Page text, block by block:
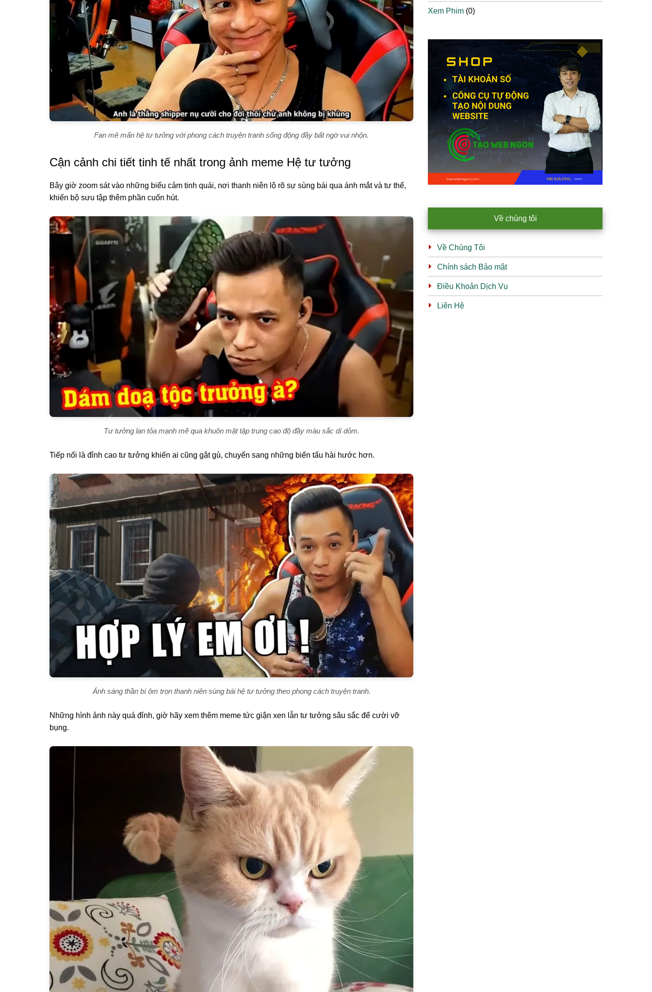
Fan mê mẩn hệ tư tưởng với phong cách truyện tranh sống động đầy bất ngờ vui nhộn.
Cận cảnh chi tiết tinh tế nhất trong ảnh meme Hệ tư tưởng
Bây giờ zoom sát vào những biểu cảm tinh quái, nơi thanh niên lộ rõ sự sùng bái qua ánh mắt và tư thế,
khiến bộ sưu tập thêm phần cuốn hút.
Tư tưởng lan tỏa mạnh mẽ qua khuôn mặt tập trung cao độ đầy màu sắc dí dỏm.
Tiếp nối là đỉnh cao tư tưởng khiến ai cũng gật gù, chuyển sang những biến tấu hài hước hơn.
Ánh sáng thần bí ôm trọn thanh niên sùng bái hệ tư tưởng theo phong cách truyện tranh.
Những hình ảnh này quá đỉnh, giờ hãy xem thêm meme tức giận xen lẫn tư tưởng sâu sắc để cười vỡ
bụng.
Xem Phim (0)
Về chúng tôi
Về Chúng Tôi
Chính sách Bảo mật
Điều Khoản Dịch Vụ
Liên Hệ